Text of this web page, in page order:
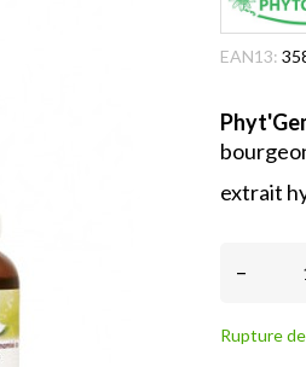
EAN13:
extrait
–
Rupture